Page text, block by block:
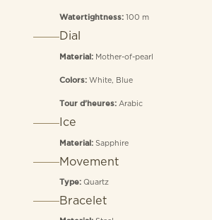
Watertightness: 100 m
Dial
Material: Mother-of-pearl
Colors: White, Blue
Tour d’heures: Arabic
Ice
Material: Sapphire
Movement
Type: Quartz
Bracelet